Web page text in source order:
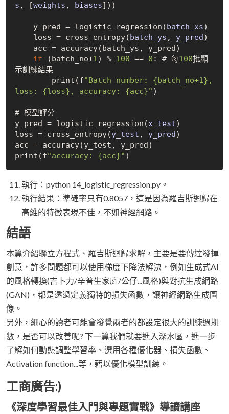
s , [weights , biases]) )
    y_pred = logistic
_regression(batch_xs)
    loss = cross
_entropy(batch_ys , y_pred)
if (batch_no+1) % 100 == 0 : # 每100批顯
示訓練結果
        print(f
"Batch number: {batch_no+1},
loss: {loss}, accuracy: {acc}" )
# 模型評分
y_pred = logistic _regression(x_test)
loss = cross _entropy(y_test , y_pred)
acc = accuracy(y_test, y_pred)
print(f"accuracy: {acc}"
執行：python 14_logistic_regression.py。
執行結果：準確率只有0.8057，這是因為羅吉斯迴歸在
高維的特徵表現不佳，不如神經網路。
結語
本篇介紹聯立方程式、羅吉斯迴歸求解，主要是要傳達發揮
創意，許多問題都可以使用梯度下降法解決，例如生成式AI
的風格轉換(吉卜力/辛普生家庭/公仔...風格)與對抗生成網路
(GAN)，都是透過定義獨特的損失函數，讓神經網路生成圖
像。
另外，細心的讀者可能會發覺兩者的都設定很大的訓練週期
數，是否可以改善呢? 下一篇我們就要進入深水區，進一步
了解如何動態調整學習率、選用各種優化器、損失函數、
Activation function...等，藉以優化模型訓練。
工商廣告:)
《深度學習最佳入門與專題實戰》導讀講座